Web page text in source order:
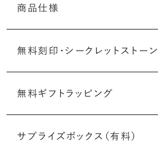
商品仕様
無料刻印・ シークレットストーン
刻印メッセージ：半角英数字
ルなメッセージを無料で刻印する
無料ギフトラッピング
サプライズボックス（有料）